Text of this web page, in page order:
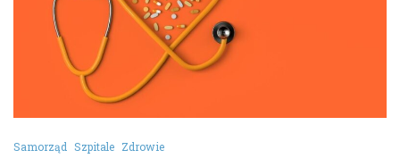
Samorząd Szpitale Zdrowie